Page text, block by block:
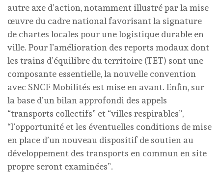
autre axe d’action, notamment illustré par la mise
œuvre du cadre national favorisant la signature
de chartes locales pour une logistique durable en
ville. Pour l’amélioration des reports modaux dont
les trains d’équilibre du territoire (TET) sont une
composante essentielle, la nouvelle convention
avec SNCF Mobilités est mise en avant. Enfin, sur
la base d’un bilan approfondi des appels
“transports collectifs” et “villes respirables”,
“l’opportunité et les éventuelles conditions de mise
en place d’un nouveau dispositif de soutien au
développement des transports en commun en site
propre seront examinées”.